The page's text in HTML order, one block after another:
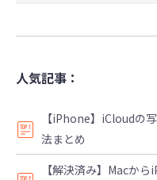
人気記事：
【iPhone】iCloudの
法まとめ
【解決済み】Macか